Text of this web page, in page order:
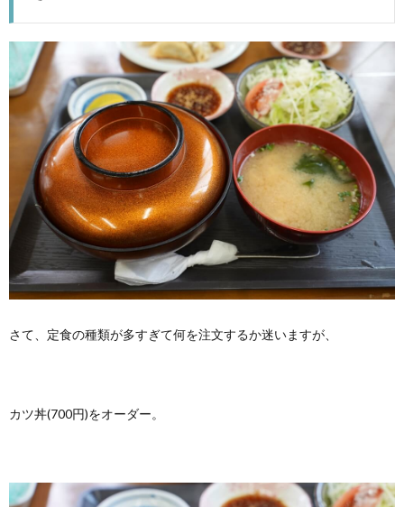
さて、定食の種類が多すぎて何を注文するか迷いますが、
カツ丼(700円)をオーダー。